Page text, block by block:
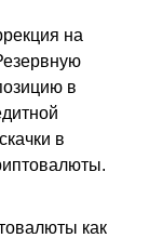
на
в
в
как